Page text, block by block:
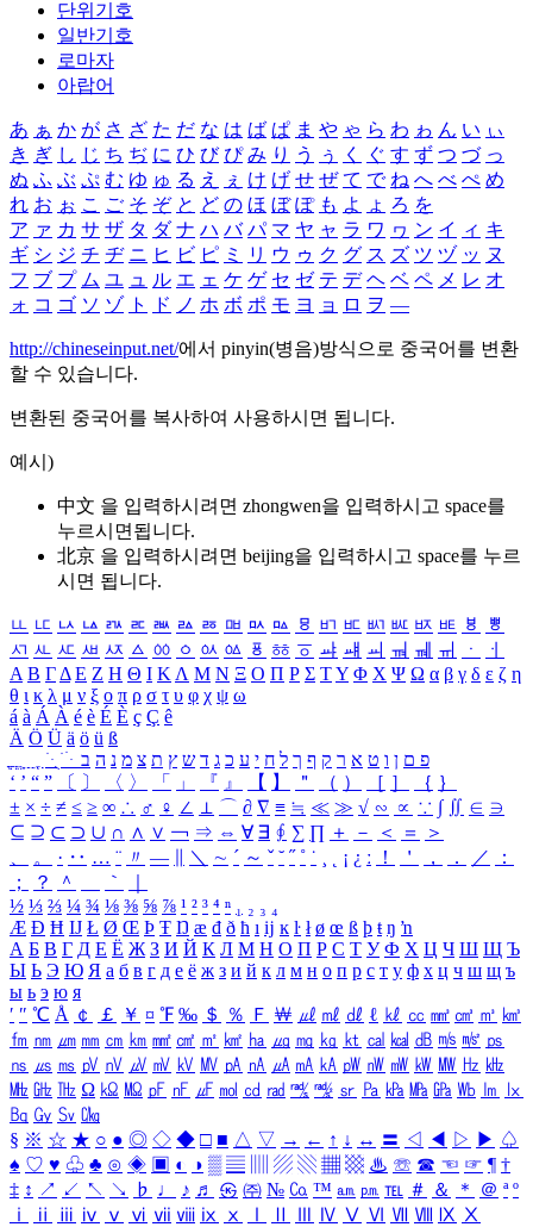
단위기호
일반기호
로마자
아랍어
あ ぁ か が さ ざ た だ な は ば ぱ ま や ゃ ら わ ゎ ん い ぃ
き ぎ し じ ち ぢ に ひ び ぴ み り う ぅ く ぐ す ず つ づ っ
ぬ ふ ぶ ぷ む ゆ ゅ る え ぇ け げ せ ぜ て で ね へ べ ぺ め
れ お ぉ こ ご そ ぞ と ど の ほ ぼ ぽ も よ ょ ろ を
ア ァ カ サ ザ タ ダ ナ ハ バ パ マ ヤ ャ ラ ワ ヮ ン イ ィ キ
ギ シ ジ チ ヂ ニ ヒ ビ ピ ミ リ ウ ゥ ク グ ス ズ ツ ヅ ッ ヌ
フ ブ プ ム ユ ュ ル エ ェ ケ ゲ セ ゼ テ デ ヘ ベ ペ メ レ オ
ォ コ ゴ ソ ゾ ト ド ノ ホ ボ ポ モ ヨ ョ ロ ヲ ―
http://chineseinput.net/에서 pinyin(병음)방식으로 중국어를 변환
할 수 있습니다.
변환된 중국어를 복사하여 사용하시면 됩니다.
예시)
中文 을 입력하시려면 zhongwen을 입력하시고 space를
누르시면됩니다.
北京 을 입력하시려면 beijing을 입력하시고 space를 누르
시면 됩니다.
ㅥ ㅦ ㅧ ㅨ ㅩ ㅪ ㅫ ㅬ ㅭ ㅮ ㅯ ㅰ ㅱ ㅲ ㅳ ㅴ ㅵ ㅶ ㅷ ㅸ
ㅹ
ㅺ ㅻ ㅼ ㅽ ㅾ ㅿ ㆀ ㆁ ㆂ ㆃ ㆄ ㆅ ㆆ ㆇ ㆈ ㆉ ㆊ ㆋ ㆌ ㆍ
ㆎ
Α Β ΓΔ Ε Ζ Η Θ Ι ΚΛ Μ Ν Ξ Ο Π Ρ Σ ΤΥ Φ Χ Ψ Ω α β γ δ ε ζ η
θ ι κ λ μ ν ξ ο π ρ σ τ υ φ χ ψ ω
á à Á À é è É È ç Ç ê
Ä Ö Ü ä ö ü ß
ִֶֹ ֻּ ׁׂ פ ם ן ו ט א ר ק ף ך ל ח י ע כ ג ד ש ץ ת צ מ נ ה ב
‘ ’ “ ” 〔 〕 〈 〉 「 」 『 』 【 】 ＂ （ ） ［ ］ ｛ ｝
± × ÷ ≠ ≤ ≥ ∞ ∴ ♂ ♀ ∠ ⊥ ⌒ ∂ ∇ ≡ ≒ ≪ ≫ √ ∽ ∝ ∵ ∫ ∬ ∈ ∋
⊆ ⊇ ⊂ ⊃ ∪ ∩ ∧ ∨ ￢ ⇒ ⇔ ∀ ∃ ∮ ∑ ∏ ＋ － ＜ ＝
＞
、
。 · ‥ … ¨ 〃 ― ＼ ∼ ´ ～ ˇ ˘ ˝ ˚ ˙ ¸ ¡ ¿ ː ！ ＇ ， ． ／
：
；
？ ＾ ｀
½ ⅓ ⅔ ¼ ¾ ⅛ ⅜ ⅝ ⅞ ¹ ² ³ ⁴ ⁿ ₁ ₂ ₃ ₄
Æ Ð Ħ Ĳ Ł Ø Œ Þ Ŧ Ŋ æ đ ð ħ ı ĳ ĸ ŀ ł ø œ ß þ ŧ ŋ ŉ
А Б В Г Д Е Ё Ж З И Й К Л М Н О П Р С Т У Ф Х Ц Ч Ш Щ Ъ
Ы Ь Э Ю Я а б в г д е ё ж з и й к л м н о п р с т у ф х ц ч ш щ ъ
ы ь э ю я
′ ″ ℃ Å ￠ ￡ ￥ ¤ ℉ ‰ ＄ ％ Ｆ ￦ ㎕ ㎖ ㎗ ℓ ㎘ ㏄ ㎣ ㎤ ㎥ ㎦
㎙ ㎚ ㎛ ㎜ ㎝ ㎞ ㎟ ㎠ ㎡ ㎢ ㏊ ㎍ ㎎ ㎏ ㏏ ㎈ ㎉ ㏈ ㎧ ㎨ ㎰
㎱ ㎲ ㎳ ㎴ ㎵ ㎶ ㎷ ㎸ ㎹ ㎀ ㎁ ㎂ ㎃ ㎄ ㎺ ㎻ ㎽ ㎾ ㎿ ㎐ ㎑
㎒ ㎓ ㎔ Ω ㏀ ㏁ ㎊ ㎋ ㎌ ㏖ ㏅ ㎭ ㎮ ㎯ ㏛ ㎩ ㎪ ㎫ ㎬ ㏝ ㏐
㏓
㏃ ㏉ ㏜ ㏆
§ ※ ☆ ★ ○ ● ◎ ◇ ◆ □ ■ △ ▽ → ← ↑ ↓ ↔ 〓 ◁ ◀ ▷ ▶ ♤
♠ ♡ ♥ ♧ ♣ ⊙ ◈ ▣ ◐ ◑ ▒ ▤ ▨ ▧ ▦ ▩ ♨ ☏ ☎ ☜ ☞ ¶ †
‡ ↕ ↗ ↙ ↖ ↘ ♭ ♩ ♪ ♬ ㉿ ㈜ № ㏇ ™ ㏂ ㏘ ℡ ＃ ＆ ＊ ＠ ª º
ⅰ
ⅱ ⅲ ⅳ ⅴ ⅵ ⅶ ⅷ ⅸ ⅹ Ⅳ Ⅴ Ⅵ Ⅶ Ⅷ Ⅸ Ⅹ